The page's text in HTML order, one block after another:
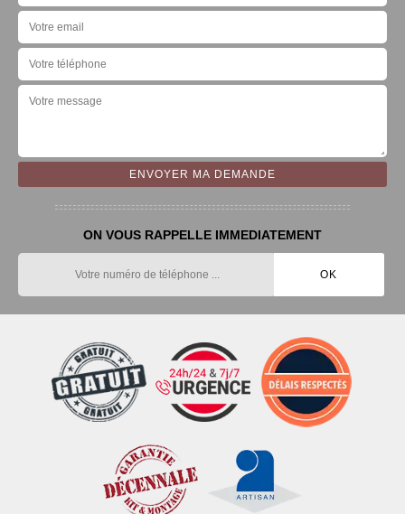
ON VOUS RAPPELLE IMMEDIATEMENT